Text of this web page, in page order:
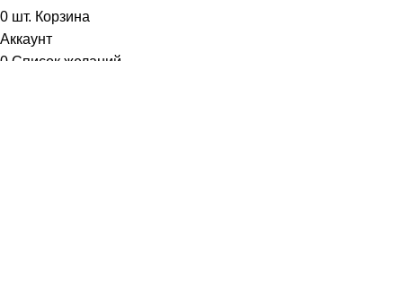
0 шт. Корзина
Аккаунт
0 Список желаний